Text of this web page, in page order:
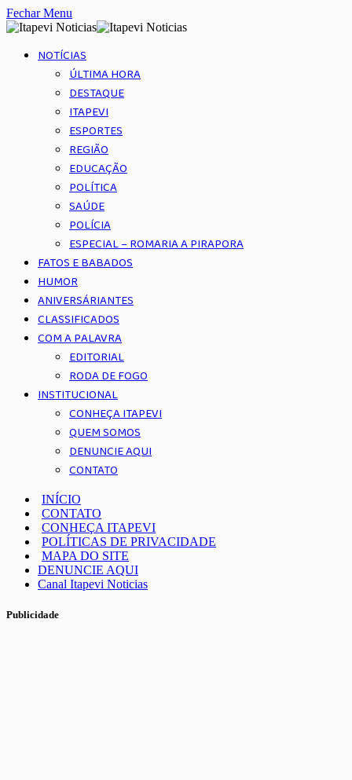
Fechar Menu
NOTÍCIAS
ÚLTIMA HORA
DESTAQUE
ITAPEVI
ESPORTES
REGIÃO
EDUCAÇÃO
POLÍTICA
SAÚDE
POLÍCIA
ESPECIAL – ROMARIA A PIRAPORA
FATOS E BABADOS
HUMOR
ANIVERSÁRIANTES
CLASSIFICADOS
COM A PALAVRA
EDITORIAL
RODA DE FOGO
INSTITUCIONAL
CONHEÇA ITAPEVI
QUEM SOMOS
DENUNCIE AQUI
CONTATO
INÍCIO
CONTATO
CONHEÇA ITAPEVI
POLÍTICAS DE PRIVACIDADE
MAPA DO SITE
DENUNCIE AQUI
Canal Itapevi Noticias
Publicidade